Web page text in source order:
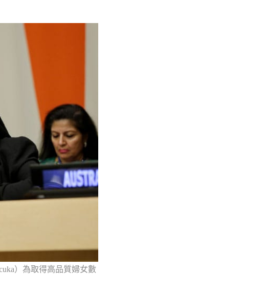
）為取得高品質婦女數